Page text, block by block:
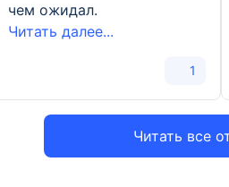
Читать все
чем ожидал.
Читать далее...
1